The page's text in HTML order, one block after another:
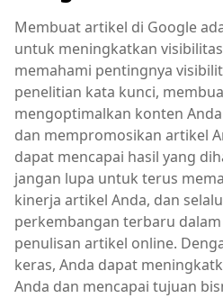
Membuat artikel di Google
untuk meningkatkan
memahami pentingnya
penelitian kata kunci,
mengoptimalkan konten
dan mempromosikan artikel
dapat mencapai hasil yang
jangan lupa untuk terus
kinerja artikel Anda, dan
perkembangan terbaru dalam
penulisan artikel online.
keras, Anda dapat
Anda dan mencapai tujuan